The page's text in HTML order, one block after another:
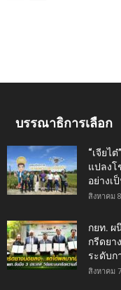
บรรณาธิการเลือก
“เจียไ
แปลงโ
อย่างเ
สิงหาคม
กยท. ผ
กรีดยา
ระดับ
สิงหาคม